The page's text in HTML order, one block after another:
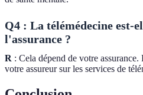
Q4 : La télémédecine est-
l'assurance ?
R : Cela dépend de votre
votre assureur sur les services de